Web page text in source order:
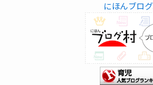
にほんブロ